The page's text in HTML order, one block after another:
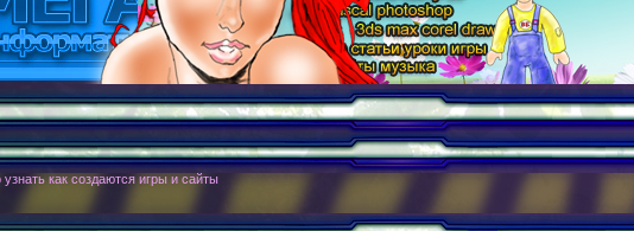
бестелесные роботы. Новые конце_